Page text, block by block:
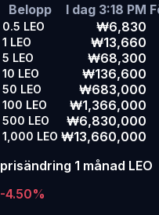
Belopp
I dag 3:18 PM
0.5 LEO ₩6,830
1 LEO ₩13,660
5 LEO ₩68,300
10 LEO ₩136,600
50 LEO ₩683,000
100 LEO ₩1,366,000
500 LEO ₩6,830,000
1,000 LEO ₩13,660,000
prisändring 1 månad LEO
-4.50%